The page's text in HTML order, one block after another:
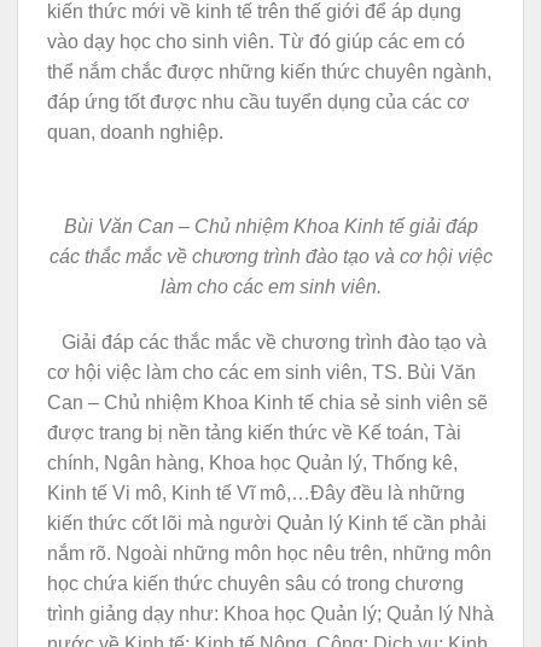
kiến thức mới về kinh tế trên thế giới để áp dụng
vào dạy học cho sinh viên. Từ đó giúp các em có
thể nắm chắc được những kiến thức chuyên ngành,
đáp ứng tốt được nhu cầu tuyển dụng của các cơ
quan, doanh nghiệp.
Bùi Văn Can – Chủ nhiệm Khoa Kinh tế giải đáp
các thắc mắc về chương trình đào tạo và cơ hội việc
làm cho các em sinh viên.
Giải đáp các thắc mắc về chương trình đào tạo và
cơ hội việc làm cho các em sinh viên, TS. Bùi Văn
Can – Chủ nhiệm Khoa Kinh tế chia sẻ sinh viên sẽ
được trang bị nền tảng kiến thức về Kế toán, Tài
chính, Ngân hàng, Khoa học Quản lý, Thống kê,
Kinh tế Vi mô, Kinh tế Vĩ mô,…Đây đều là những
kiến thức cốt lõi mà người Quản lý Kinh tế cần phải
nắm rõ. Ngoài những môn học nêu trên, những môn
học chứa kiến thức chuyên sâu có trong chương
trình giảng dạy như: Khoa học Quản lý; Quản lý Nhà